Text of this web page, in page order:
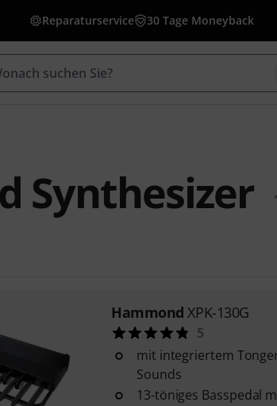
Reparaturservice 30 Tage Moneyback
Synthesizer
Hammond XPK-130G
5
mit integriertem
Sounds
13-töniges Basspedal